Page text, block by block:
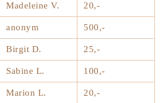
Madeleine V. 20,-
anonym 500,-
Birgit D. 25,-
Sabine L. 100,-
Marion L. 20,-